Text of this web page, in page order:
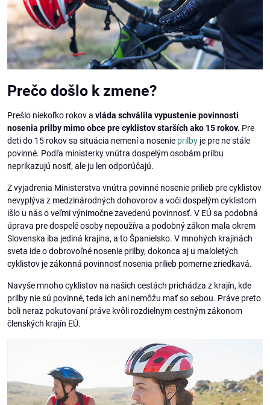
Prečo došlo k zmene?
Prešlo niekoľko rokov a vláda schválila vypustenie povinnosti
nosenia prilby mimo obce pre cyklistov starších ako 15 rokov. Pre
deti do 15 rokov sa situácia nemení a nosenie prilby je pre ne stále
povinné. Podľa ministerky vnútra dospelým osobám prilbu
neprikazujú nosiť, ale ju len odporúčajú.
Z vyjadrenia Ministerstva vnútra povinné nosenie prilieb pre cyklistov
nevyplýva z medzinárodných dohovorov a voči dospelým cyklistom
išlo u nás o veľmi výnimočne zavedenú povinnosť. V EÚ sa podobná
úprava pre dospelé osoby nepoužíva a podobný zákon mala okrem
Slovenska iba jediná krajina, a to Španielsko. V mnohých krajinách
sveta ide o dobrovoľné nosenie prilby, dokonca aj u maloletých
cyklistov je zákonná povinnosť nosenia prilieb pomerne zriedkavá.
Navyše mnoho cyklistov na našich cestách prichádza z krajín, kde
prilby nie sú povinné, teda ich ani nemôžu mať so sebou. Práve preto
boli neraz pokutovaní práve kvôli rozdielnym cestným zákonom
členských krajín EÚ.